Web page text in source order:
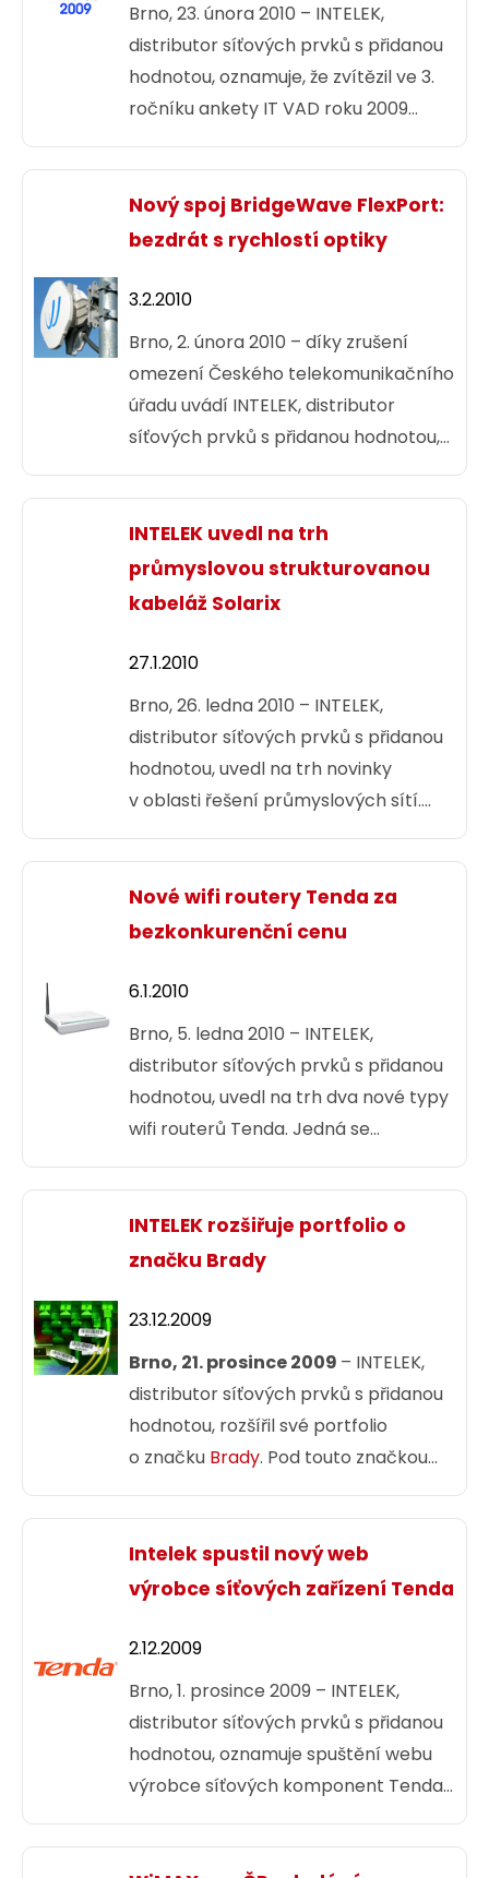
MAIPU produktů pokrývá potřeby
celých sítí od přístupu, přes agregaci
až po Core nasazení v IP i TDMoIP
Brno, 23. února 2010 – INTELEK,
distributor síťových prvků s přidanou
hodnotou, oznamuje, že zvítězil ve 3.
ročníku ankety IT VAD roku 2009
(Value Added Distributor v oblasti IT).
Je tedy nejoblíbenějším a zákazníky
nejoceňovanějším distributorem
s přidanou hodnotou v České
Nový spoj BridgeWave FlexPort:
bezdrát s rychlostí optiky
3.2.2010
Brno, 2. února 2010 – díky zrušení
omezení Českého telekomunikačního
úřadu uvádí INTELEK, distributor
síťových prvků s přidanou hodnotou,
na trh spoje FlexPort80 a FlexPortE
od společnosti BridgeWave. Jsou
určeny nejen telekomunikačním
operátorům a poskytovatelům
telekomunikačních služeb, ale
INTELEK uvedl na trh
průmyslovou strukturovanou
kabeláž Solarix
27.1.2010
Brno, 26. ledna 2010 – INTELEK,
distributor síťových prvků s přidanou
hodnotou, uvedl na trh novinky
v oblasti řešení průmyslových sítí.
Jedná se o průmyslovou
strukturovanou metalickou kabeláž
značky Solarix kategorie 5E a 6
s příslušenstvím. Za velmi výhodnou
vynikající kvality.
Nové wifi routery Tenda za
bezkonkurenční cenu
6.1.2010
Brno, 5. ledna 2010 – INTELEK,
distributor síťových prvků s přidanou
hodnotou, uvedl na trh dva nové typy
wifi routerů Tenda. Jedná se
o produkty Tenda W311R+
a Tenda W268R.
INTELEK rozšiřuje portfolio o
značku Brady
23.12.2009
Brno, 21. prosince 2009 – INTELEK,
distributor síťových prvků s přidanou
hodnotou, rozšířil své portfolio
o značku Brady. Pod touto značkou
bude INTELEK nabízet
termotransferové tiskárny, štítky
a praporky určené pro profesionální
označování kabelů a patch panelů.
Intelek spustil nový web
výrobce síťových zařízení Tenda
2.12.2009
Brno, 1. prosince 2009 – INTELEK,
distributor síťových prvků s přidanou
hodnotou, oznamuje spuštění webu
výrobce síťových komponent Tenda
určených pro domácnosti a menší
firmy. Uživatelé tak na adrese